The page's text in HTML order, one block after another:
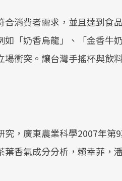
消費者需求，並且達到食
「奶香烏龍」、「金香牛
衝突。讓台灣手搖杯與飲
，廣東農業科學2007年第
香氣成分分析，賴幸菲，